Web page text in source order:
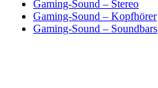
Gaming-Sound – Stereo
Gaming-Sound – Kopfhörer
Gaming-Sound – Soundbars